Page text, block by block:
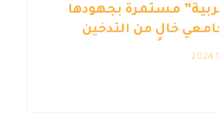
مستمرة بجهودها
خالٍ من التدخين